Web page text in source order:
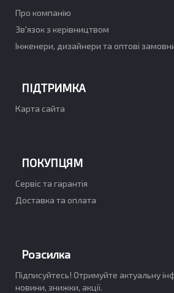
Про компанію
Зв'язок з керівництвом
Інженери, дизайнери та оптові
ПІДТРИМКА
Карта сайта
ПОКУПЦЯМ
Сервіс та гарантія
Доставка та оплата
Розсилка
Підписуйтесь! Отримуйте актуальну
новини, знижки, акції.